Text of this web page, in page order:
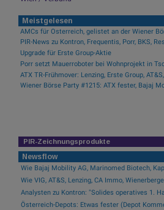
Meistgelesen
AMCs für Österreich, gelistet an der Wiener
Upgrade für Erste Group-Aktie
Porr setzt Mauerroboter bei Wohnprojekt in
PIR-Zeichnungsprodukte
Newsflow
Wie Bajaj Mobility AG, Marinomed Biotech,
Wie VIG, AT&S, Lenzing, CA Immo,
Analysten zu Kontron: "Solides operatives 1.
Österreich-Depots: Etwas fester (Depot